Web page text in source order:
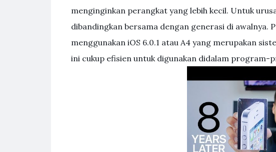
menginginkan perangkat yang lebih kecil. Untuk
dibandingkan bersama dengan generasi di awalnya.
menggunakan iOS 6.0.1 atau A4 yang merupakan
ini cukup efisien untuk digunakan didalam program-